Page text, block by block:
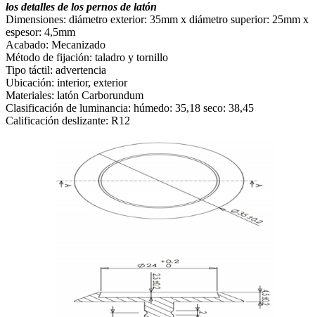
los detalles de los pernos de latón
Dimensiones: diámetro exterior: 35mm x diámetro superior: 25mm x
espesor: 4,5mm
Acabado: Mecanizado
Método de fijación: taladro y tornillo
Tipo táctil: advertencia
Ubicación: interior, exterior
Materiales: latón Carborundum
Clasificación de luminancia: húmedo: 35,18 seco: 38,45
Calificación deslizante: R12